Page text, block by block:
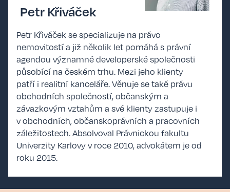
Petr Křiváček
Petr Křiváček se specializuje na právo
nemovitostí a již několik let pomáhá s právní
agendou významné developerské společnosti
působící na českém trhu. Mezi jeho klienty
patří i realitní kanceláře. Věnuje se také právu
obchodních společností, občanským a
závazkovým vztahům a své klienty zastupuje i
v obchodních, občanskoprávních a pracovních
záležitostech. Absolvoval Právnickou fakultu
Univerzity Karlovy v roce 2010, advokátem je od
roku 2015.